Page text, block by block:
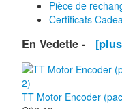
Pièce de
Certificats
En Vedette -
TT Motor Encoder